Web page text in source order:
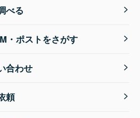
べる
・ポストをさがす
合わせ
頼